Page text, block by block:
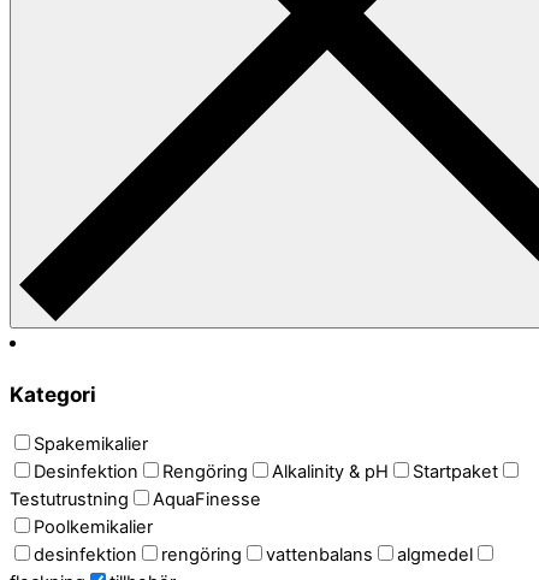
Kategori
Spakemikalier
Desinfektion
Rengöring Alkalinity & pH
Startpaket
Testutrustning
AquaFinesse
Poolkemikalier
desinfektion
rengöring vattenbalans
algmedel